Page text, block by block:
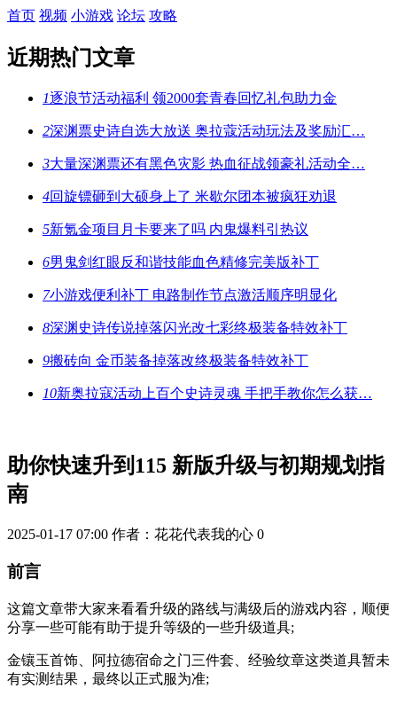
首页 视频 小游戏 论坛 攻略
近期热门文章
1逐浪节活动福利 领2000套青春回忆礼包助力金
2深渊票史诗自选大放送 奥拉蔻活动玩法及奖励汇…
3大量深渊票还有黑色灾影 热血征战领豪礼活动全…
4回旋镖砸到大硕身上了 米歇尔团本被疯狂劝退
5新氪金项目月卡要来了吗 内鬼爆料引热议
6男鬼剑红眼反和谐技能血色精修完美版补丁
7小游戏便利补丁 电路制作节点激活顺序明显化
8深渊史诗传说掉落闪光改七彩终极装备特效补丁
9搬砖向 金币装备掉落改终极装备特效补丁
10新奥拉寇活动上百个史诗灵魂 手把手教你怎么获…
助你快速升到115 新版升级与初期规划指
南
2025-01-17 07:00 作者：花花代表我的心 0
前言
这篇文章带大家来看看升级的路线与满级后的游戏内容，顺便
分享一些可能有助于提升等级的一些升级道具;
金镶玉首饰、阿拉德宿命之门三件套、经验纹章这类道具暂未
有实测结果，最终以正式服为准;